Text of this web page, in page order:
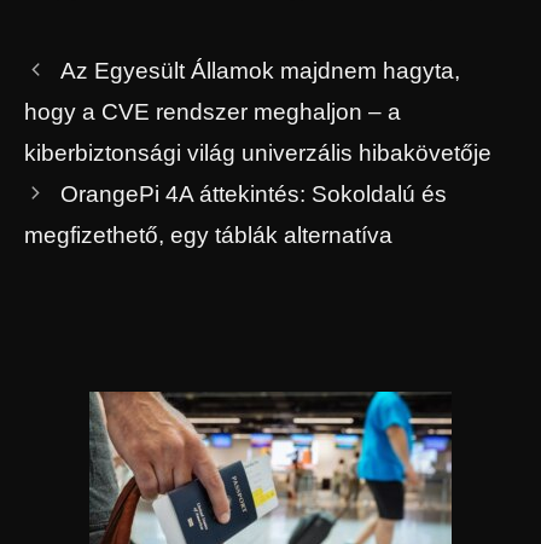
Az Egyesült Államok majdnem hagyta,
hogy a CVE rendszer meghaljon – a
kiberbiztonsági világ univerzális hibakövetője
OrangePi 4A áttekintés: Sokoldalú és
megfizethető, egy táblák alternatíva